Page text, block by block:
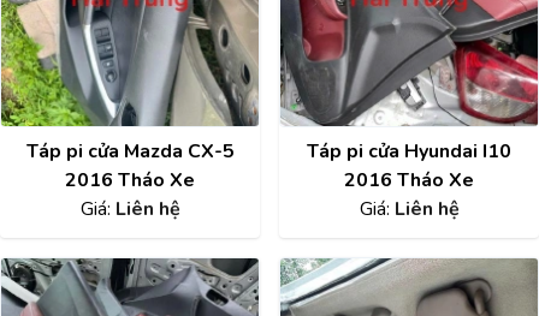
Táp pi cửa Mazda CX-5
2016 Tháo Xe
Giá: Liên hệ
Táp pi cửa Hyundai I10
2016 Tháo Xe
Giá: Liên hệ